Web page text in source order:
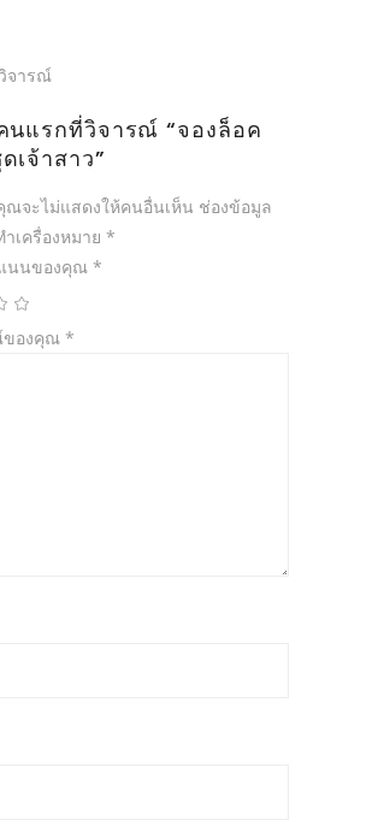
จารณ์
นแรกที่วิจารณ์ “จองล็อค
เจ้าสาว”
ณจะไม่แสดงให้คนอื่นเห็น ช่องข้อมูล
เครื่องหมาย *
นนของคุณ *
ของคุณ *